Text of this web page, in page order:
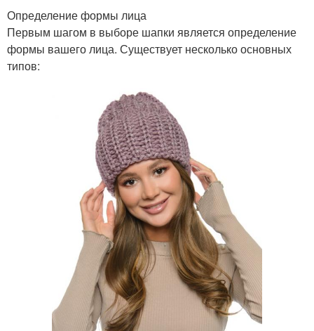
Определение формы лица
Первым шагом в выборе шапки является определение
формы вашего лица. Существует несколько основных
типов: